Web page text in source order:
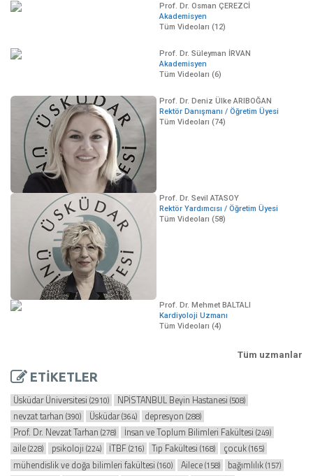
Prof. Dr. Osman ÇEREZCİ
Akademisyen
Tüm Videoları (12)
Prof. Dr. Süleyman İRVAN
Akademisyen
Tüm Videoları (6)
Prof. Dr. Deniz Ülke ARIBOĞAN
Rektör Danışmanı / Öğretim Üyesi
Tüm Videoları (74)
Prof. Dr. Sevil ATASOY
Rektör Yardımcısı / Öğretim Üyesi
Tüm Videoları (58)
Prof. Dr. Mehmet BALTALI
Kardiyoloji Uzmanı
Tüm Videoları (4)
Tüm uzmanlar
ETİKETLER
Üsküdar Üniversitesi(2910) NPİSTANBUL Beyin Hastanesi (508)
nevzat tarhan(390) Üsküdar(364) depresyon (288)
Prof. Dr. Nevzat Tarhan(278) İnsan ve Toplum Bilimleri Fakültesi (249)
aile(228) psikoloji (224) İTBF(216) Tıp Fakültesi(168) çocuk(165)
mühendislik ve doğa bilimleri fakültesi(160) Ailece(158) bağımlılık(157)